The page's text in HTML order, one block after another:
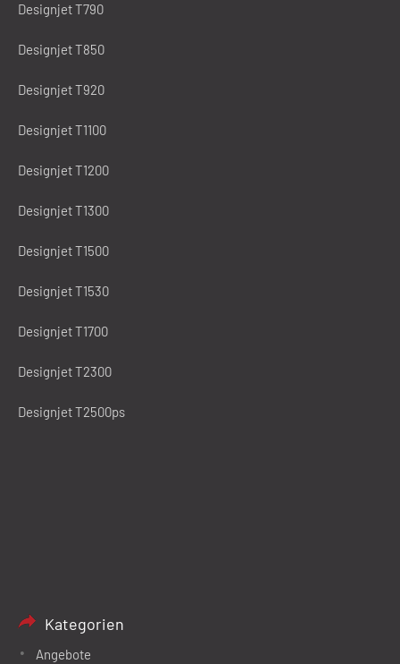
Designjet T790
Designjet T850
Designjet T920
Designjet T1100
Designjet T1200
Designjet T1300
Designjet T1500
Designjet T1530
Designjet T1700
Designjet T2300
Designjet T2500ps
Kategorien
Angebote